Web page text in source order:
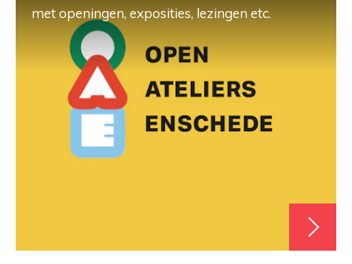
met openingen, exposities, lezingen etc.